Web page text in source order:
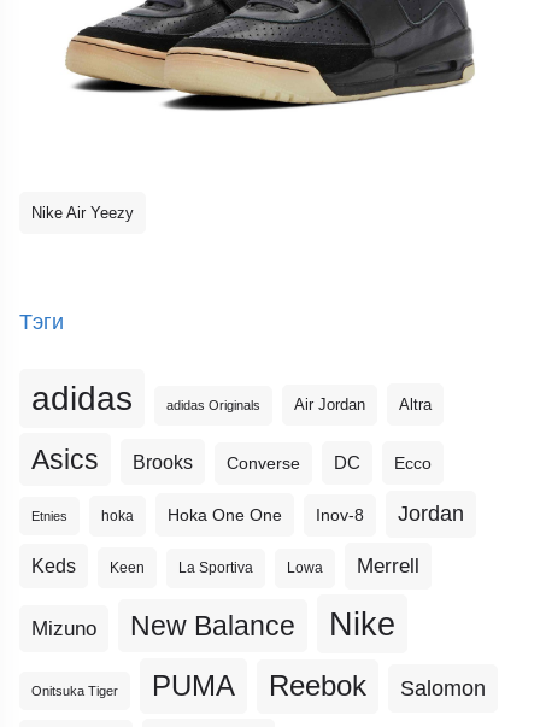
Nike Air Yeezy
Тэги
adidas adidas Originals Air Jordan Altra
Asics Brooks Converse DC Ecco
Etnies hoka Hoka One One Inov-8 Jordan
Keds Keen La Sportiva Lowa Merrell
Mizuno New Balance Nike
Onitsuka Tiger PUMA Reebok Salomon